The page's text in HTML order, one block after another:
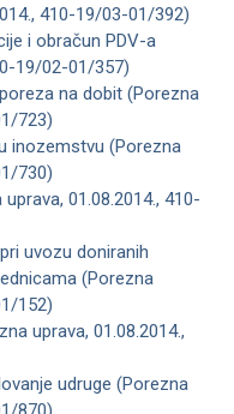
410-19/03-01/392)
i obračun PDV-a
19/02-01/357)
na dobit (Porezna
723)
inozemstvu (Porezna
730)
01.08.2014., 410-
uvozu doniranih
(Porezna
152)
uprava, 01.08.2014.,
udruge (Porezna